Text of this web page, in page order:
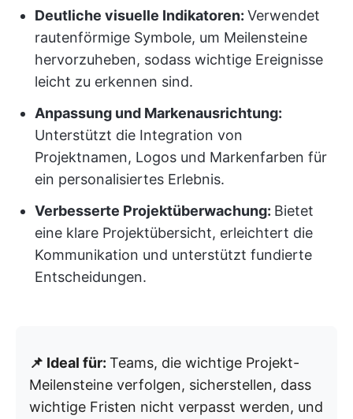
Deutliche visuelle Indikatoren: Verwendet
rautenförmige Symbole, um Meilensteine
hervorzuheben, sodass wichtige Ereignisse
leicht zu erkennen sind.
Anpassung und Markenausrichtung:
Unterstützt die Integration von
Projektnamen, Logos und Markenfarben für
ein personalisiertes Erlebnis.
Verbesserte Projektüberwachung: Bietet
eine klare Projektübersicht, erleichtert die
Kommunikation und unterstützt fundierte
Entscheidungen.
📌 Ideal für: Teams, die wichtige Projekt-
Meilensteine verfolgen, sicherstellen, dass
wichtige Fristen nicht verpasst werden, und